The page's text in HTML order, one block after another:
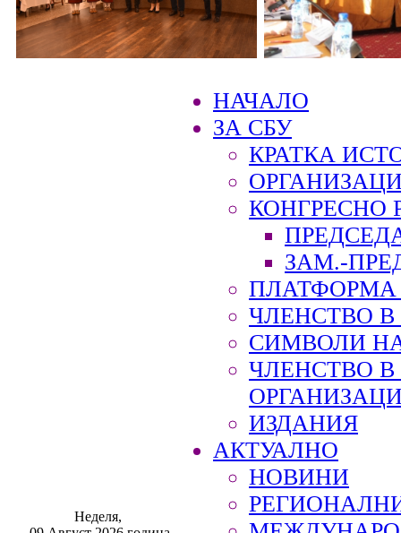
Неделя,
НАЧАЛО
ЗА СБУ
КРАТКА
КОНГРЕСНО
ЗАМ.-
ПЛАТФОРМА
ЧЛЕНСТВО В
СИМВОЛИ
ЧЛЕНСТВО
ИЗДАНИЯ
АКТУАЛНО
НОВИНИ